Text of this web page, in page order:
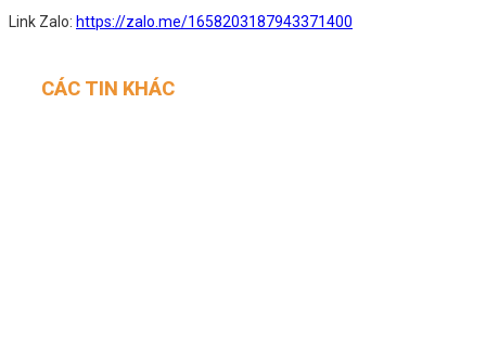
Link Zalo: https://zalo.me/1658203187943371400
CÁC TIN KHÁC